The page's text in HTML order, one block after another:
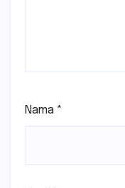
Nama *